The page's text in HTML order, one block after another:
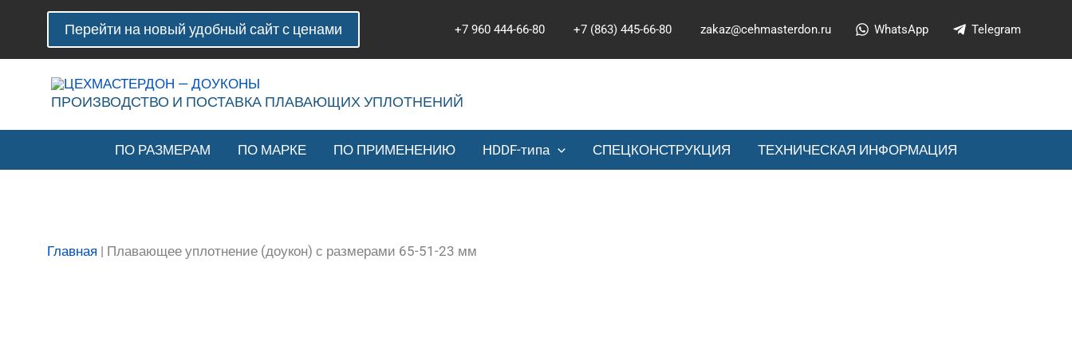
Перейти
содержимому
Перейти на новый удобный сайт с ценами +7 960 444-66-80 +7 (863) 445-66-80 zakaz@cehmasterdon.ru WhatsApp Telegram
ПРОИЗВОДСТВО И ПОСТАВКА ПЛАВАЮЩИХ УПЛОТНЕНИЙ
ПО РАЗМЕРАМ ПО МАРКЕ ПО ПРИМЕНЕНИЮ HDDF-типа СПЕЦКОНСТРУКЦИЯ ТЕХНИЧЕСКАЯ ИНФОРМАЦИЯ
Главная | Плавающее уплотнение (доукон) с размерами 65-51-23 мм
Количество
товара
Плавающее
уплотнение
(доукон)
размерами
65-